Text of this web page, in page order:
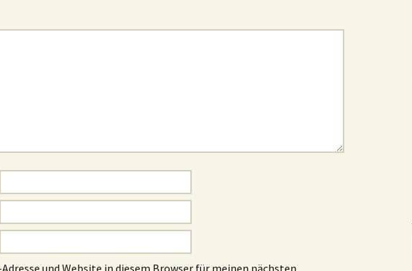
und Website in diesem Browser für meinen nächsten